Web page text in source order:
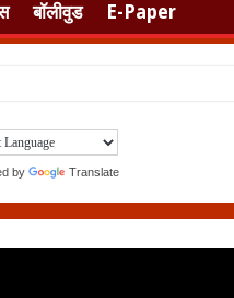
बॉलीवुड E-Paper
by Translate